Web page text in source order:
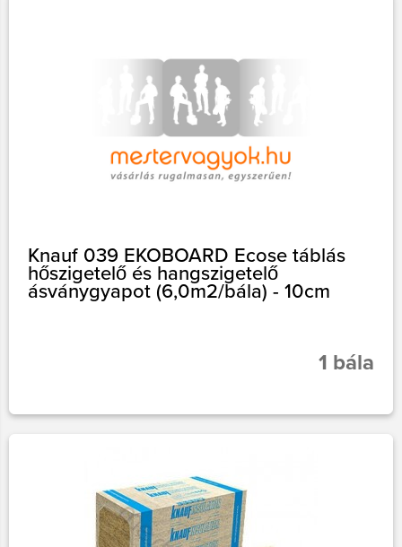
Knauf 039 EKOBOARD Ecose táblás
hőszigetelő és hangszigetelő
ásványgyapot (6,0m2/bála) - 10cm
1 bála